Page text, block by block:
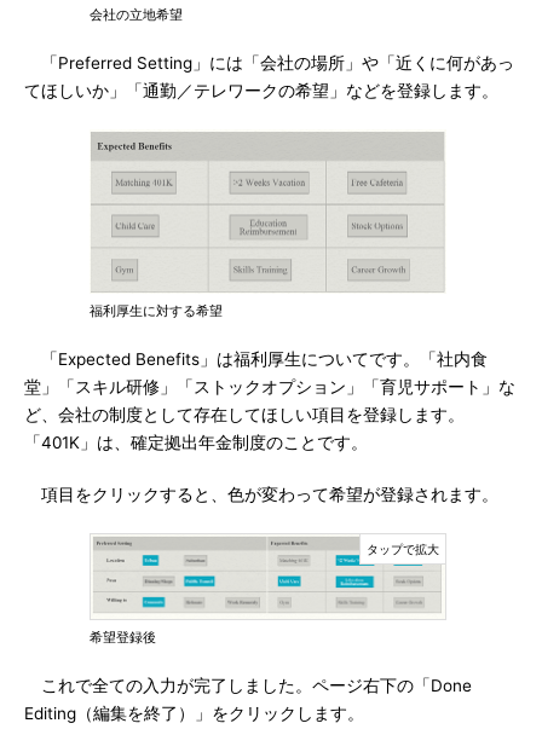
会社の立地希望
「Preferred Setting」には「会社の場所」や「近くに何があっ
てほしいか」「通勤／テレワークの希望」などを登録します。
福利厚生に対する希望
「Expected Benefits」は福利厚生についてです。「社内食
堂」「スキル研修」「ストックオプション」「育児サポート」な
ど、会社の制度として存在してほしい項目を登録します。
「401K」は、確定拠出年金制度のことです。
項目をクリックすると、色が変わって希望が登録されます。
希望登録後
これで全ての入力が完了しました。ページ右下の「Done
Editing（編集を終了）」をクリックします。